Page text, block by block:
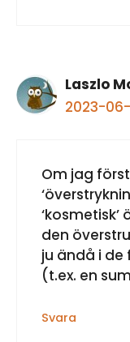
Laszlo
2023-
Om jag
den
ju ändå i de
(t.ex. en
Svara